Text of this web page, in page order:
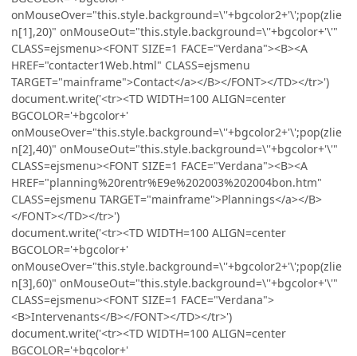
onMouseOver="this.style.background=\''+bgcolor2+'\';pop(zlie
n[1],20)" onMouseOut="this.style.background=\''+bgcolor+'\'"
CLASS=ejsmenu><FONT SIZE=1 FACE="Verdana"><B><A
HREF="contacter1Web.html" CLASS=ejsmenu
TARGET="mainframe">Contact</a></B></FONT></TD></tr>')
document.write('<tr><TD WIDTH=100 ALIGN=center
BGCOLOR='+bgcolor+'
onMouseOver="this.style.background=\''+bgcolor2+'\';pop(zlie
n[2],40)" onMouseOut="this.style.background=\''+bgcolor+'\'"
CLASS=ejsmenu><FONT SIZE=1 FACE="Verdana"><B><A
HREF="planning%20rentr%E9e%202003%202004bon.htm"
CLASS=ejsmenu TARGET="mainframe">Plannings</a></B>
</FONT></TD></tr>')
document.write('<tr><TD WIDTH=100 ALIGN=center
BGCOLOR='+bgcolor+'
onMouseOver="this.style.background=\''+bgcolor2+'\';pop(zlie
n[3],60)" onMouseOut="this.style.background=\''+bgcolor+'\'"
CLASS=ejsmenu><FONT SIZE=1 FACE="Verdana">
<B>Intervenants</B></FONT></TD></tr>')
document.write('<tr><TD WIDTH=100 ALIGN=center
BGCOLOR='+bgcolor+'